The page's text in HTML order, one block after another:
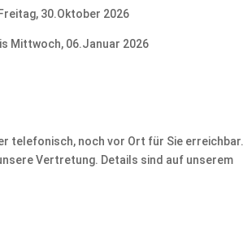
30.Oktober 2026
Mittwoch, 06.Januar 2026
telefonisch, noch vor Ort für Sie erreichbar.
Vertretung. Details sind auf unserem